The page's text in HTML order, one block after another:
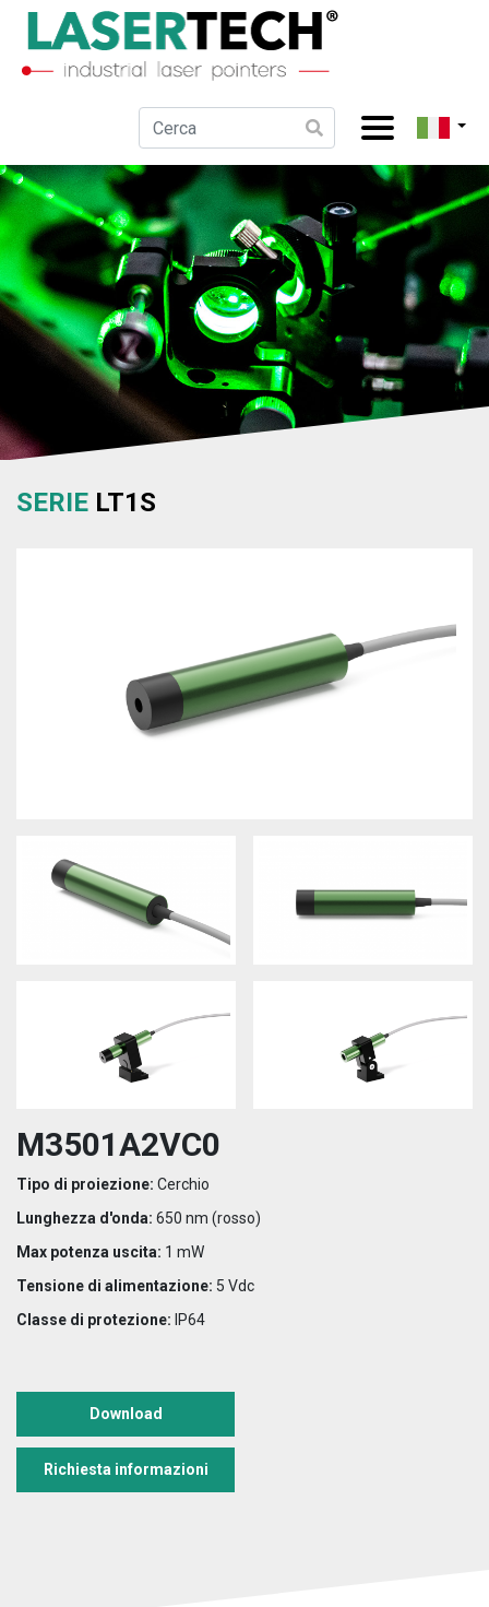
SERIE LT1S
M3501A2VC0
Tipo di proiezione: Cerchio
Lunghezza d'onda: 650 nm (rosso)
Max potenza uscita: 1 mW
Tensione di alimentazione: 5 Vdc
Classe di protezione: IP64
Download
Richiesta informazioni